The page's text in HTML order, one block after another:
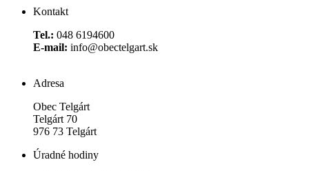
Kontakt
Tel.: 048 6194600
E-mail: info@obectelgart.sk
Adresa
Obec Telgárt
Telgárt 70
976 73 Telgárt
Úradné hodiny